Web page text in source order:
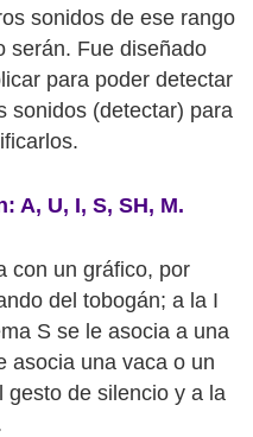
sonidos de ese rango
serán. Fue diseñado
para poder detectar
sonidos (detectar) para
A, U, I, S, SH, M.
con un gráfico, por
del tobogán; a la I
S se le asocia a una
asocia una vaca o un
gesto de silencio y a la